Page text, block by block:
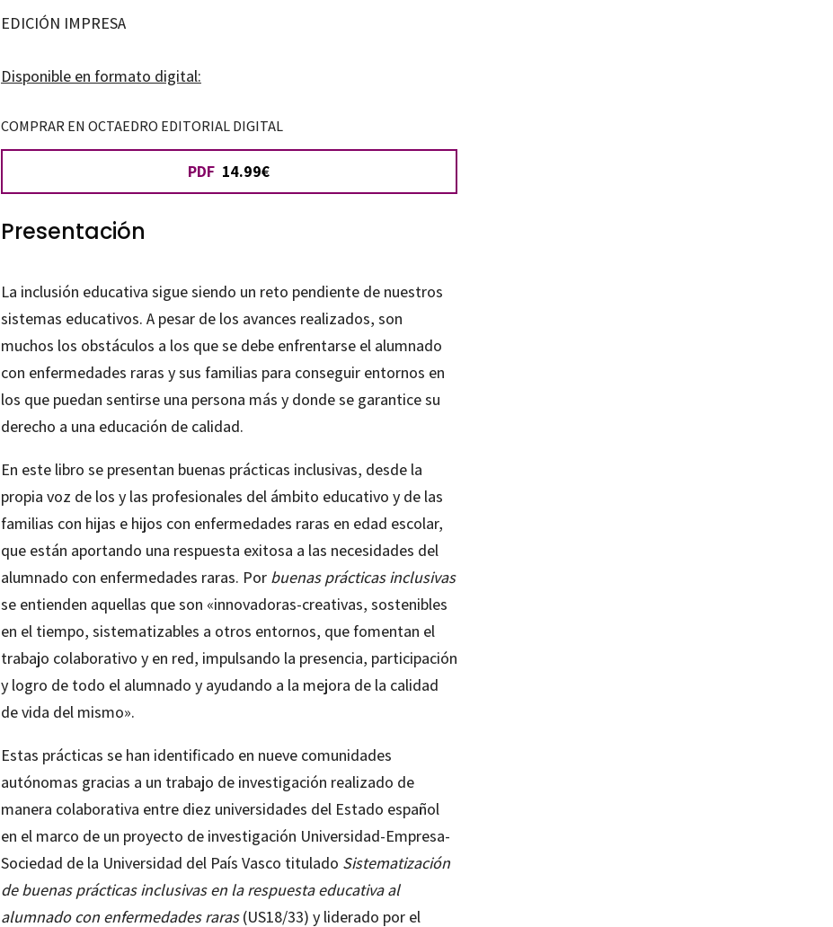
inclusivas
la
al
alumnado
raras
EDICIÓN IMPRESA
Disponible en formato digital:
COMPRAR EN OCTAEDRO EDITORIAL DIGITAL
PDF 14.99€
Presentación
La inclusión educativa sigue siendo un reto pendiente de nuestros
sistemas educativos. A pesar de los avances realizados, son
muchos los obstáculos a los que se debe enfrentarse el alumnado
con enfermedades raras y sus familias para conseguir entornos en
los que puedan sentirse una persona más y donde se garantice su
derecho a una educación de calidad.
En este libro se presentan buenas prácticas inclusivas, desde la
propia voz de los y las profesionales del ámbito educativo y de las
familias con hijas e hijos con enfermedades raras en edad escolar,
que están aportando una respuesta exitosa a las necesidades del
alumnado con enfermedades raras. Por buenas prácticas inclusivas
se entienden aquellas que son «innovadoras-creativas, sostenibles
en el tiempo, sistematizables a otros entornos, que fomentan el
trabajo colaborativo y en red, impulsando la presencia, participación
y logro de todo el alumnado y ayudando a la mejora de la calidad
de vida del mismo».
Estas prácticas se han identificado en nueve comunidades
autónomas gracias a un trabajo de investigación realizado de
manera colaborativa entre diez universidades del Estado español
en el marco de un proyecto de investigación Universidad-Empresa-
Sociedad de la Universidad del País Vasco titulado Sistematización
de buenas prácticas inclusivas en la respuesta educativa al
alumnado con enfermedades raras(US18/33) y liderado por el